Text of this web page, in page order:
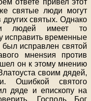
ответе привел этот
святые люди могут
святых. Однако
людей имеет то
исправить временные
исправлен святой
мненsия против
он к этому мнению
своим дядей,
Ошибкой святого
дяде и епископу на